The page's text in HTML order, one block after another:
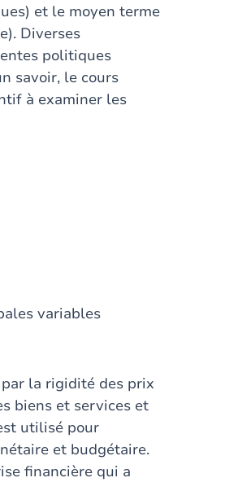
et le moyen terme
Diverses
politiques
savoir, le cours
à examiner les
variables
la rigidité des prix
biens et services et
utilisé pour
et budgétaire.
financière qui a